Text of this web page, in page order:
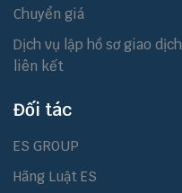
Chuyển giá
Dịch vụ lập hồ sơ giao dịch
liên kết
Đối tác
ES GROUP
Hãng Luật ES